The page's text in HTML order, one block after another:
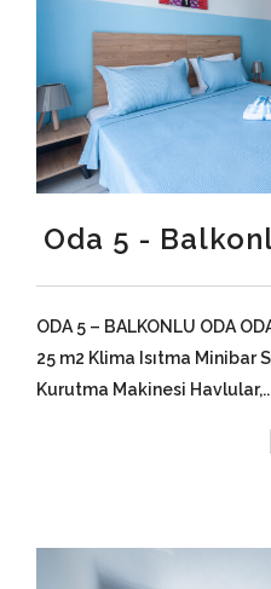
Oda 5 -
ODA 5 – BALKONLU ODA
25 m2 Klima Isıtma Minibar
Kurutma Makinesi